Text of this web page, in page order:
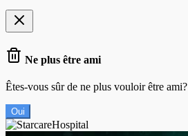
Ne plus être ami
Êtes-vous sûr de ne plus vouloir être ami?
Oui